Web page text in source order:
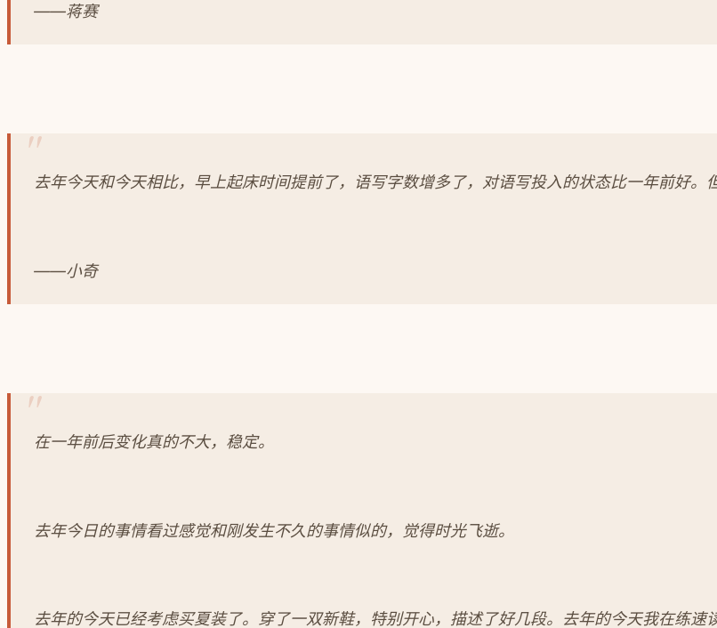
——蒋赛
去年今天和今天相比，早上起床时间提前了，语写字数增多了，对语写投入的状态比一年前好。
——小奇
在一年前后变化真的不大，稳定。
去年今日的事情看过感觉和刚发生不久的事情似的，觉得时光飞逝。
去年的今天已经考虑买夏装了。穿了一双新鞋，特别开心，描述了好几段。去年的今天我在练速